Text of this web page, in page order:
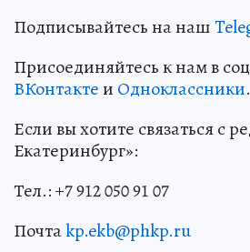
Подписывайтесь на наш
Присоединяйтесь к нам в
ВКонтактеи Одноклассники.
Если вы хотите связаться с
Екатеринбург»:
Тел.: +7 912 050 91 07
Почтаkp.ekb@phkp.ru